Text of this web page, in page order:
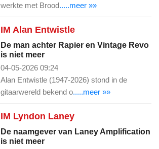
werkte met Brood.....meer »»
IM Alan Entwistle
De man achter Rapier en Vintage Revo
is niet meer
04-05-2026 09:24
Alan Entwistle (1947-2026) stond in de
gitaarwereld bekend o.....meer »»
IM Lyndon Laney
De naamgever van Laney Amplification
is niet meer